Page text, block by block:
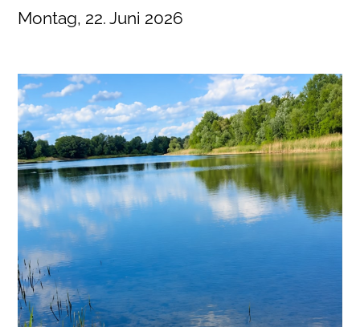
Montag, 22. Juni 2026